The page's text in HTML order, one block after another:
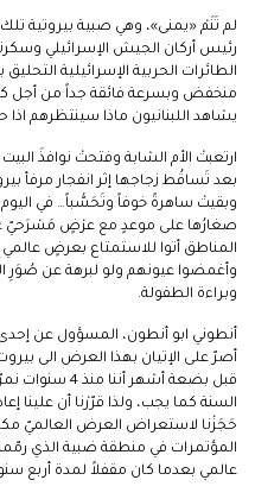
لم تَنَمْ «يمنى»، وهي صبية بيروتية
رئيس أركان الجيش الإسرائيلي
منخفض وبسرعة فائقة جداً من أجل
يشاهد اللبنانيون ماذا سينتظرهم
ارتعبتْ الأم الشابة وفتحتْ نوافذَ
بعد تَساقُط زجاجها إثر انفجار مرفأ
وبقيتْ ساهرةً خوفاً وتَحَسُّباً… في اليوم
صغارُها على موعدٍ مع عرْضٍ مَسْرَحيّ
المناطق أتوا للاستمتاع بعرضٍ عالمي
وأغمضوا عيونهم ولو لبرهة عن صُوَرِ
وبراءة الطفولة.
أنطوني ابو أنطون، المسؤول عن إحدى
أصرّ على الإتيان بهذا العرض الى
قبل بضعة أشهر
السنة كما يجب، ولذا قرّرْنا أن علينا
حَجَزْنا لاستعراض العرض العالميّ
المؤتمرات في منطقة ضبية الذي
عالمي بعدما كان مقفلاً لمدة أربع